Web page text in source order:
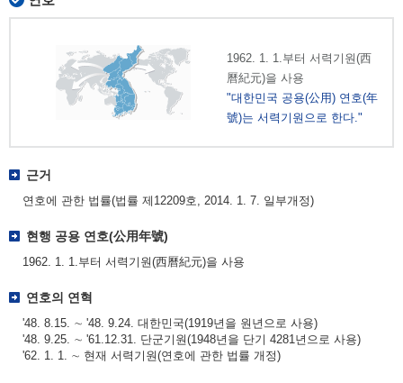
1962. 1. 1.부터 서력기원(西
曆紀元)을 사용
"대한민국 공용(公用) 연호(年
號)는 서력기원으로 한다."
근거
연호에 관한 법률(법률 제12209호, 2014. 1. 7. 일부개정)
현행 공용 연호(公用年號)
1962. 1. 1.부터 서력기원(西曆紀元)을 사용
연호의 연혁
'48. 8.15. ∼ '48. 9.24. 대한민국(1919년을 원년으로 사용)
'48. 9.25. ∼ '61.12.31. 단군기원(1948년을 단기 4281년으로 사용)
'62. 1. 1. ∼ 현재 서력기원(연호에 관한 법률 개정)